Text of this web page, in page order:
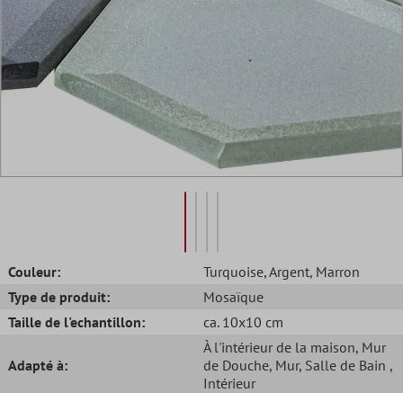
Couleur: Turquoise, Argent, Marron
Type de produit:
Mosaïque
Taille de l'echantillon:
ca. 10x10 cm
Adapté à:
À l'intérieur de la maison, Mur
de Douche, Mur, Salle de Bain ,
Intérieur